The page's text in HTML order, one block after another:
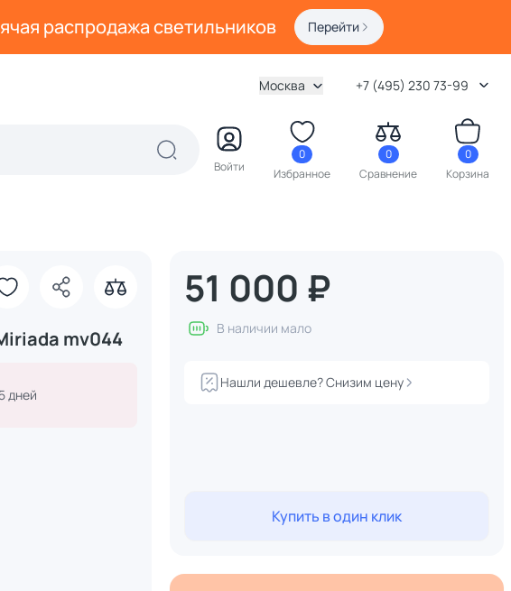
распродажа светильников Перейти
Москва +7 (495) 230 73-99
Войти
0
Избранное
0
Сравнение
0
Корзина
mv044
дней
Закрыть 51 000 ₽
В наличии мало
Нашли дешевле? Снизим цену
Купить в один клик